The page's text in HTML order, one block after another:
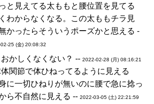
と見えてる太ももと腰位置を見てる
わからなくなる。この太ももチラ見
かったらそういうポーズかと思える -
25 (金) 20:08:32
かしくなくない？ -- 2022-02-28 (月) 08:16:21
関節で体ひねってるように見える
に一切ひねりが無いのに腰で急に捻っ
ら不自然に見える -- 2022-03-05 (土) 22:21:59